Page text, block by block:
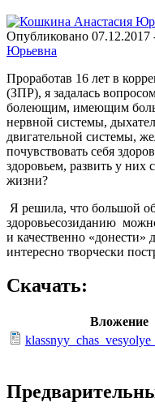
Опубликовано 07.12.2017
Юрьевна
Проработав 16 лет в
(ЗПР), я задалась
болеющим, имеющим
нервной системы,
двигательной системы,
почувствовать себя
здоровьем, развить у них
жизни?
Я решила, что большой
здоровьесозиданию
и качественно «донести»
интересно творчески
Скачать:
Вложение